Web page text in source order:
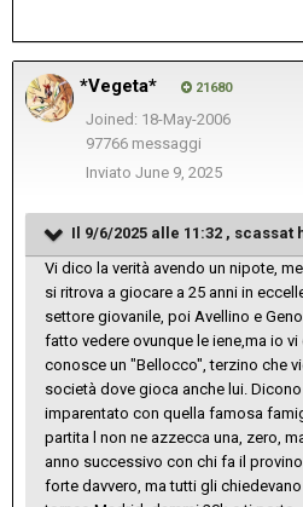
*Vegeta* 21680
Joined: 18-May-2006
97766 messaggi
Inviato June 9, 2025
Il 9/6/2025 alle 11:32 , scassat
Vi dico la verità avendo un nipote,
si ritrova a giocare a 25 anni in
settore giovanile, poi Avellino e
fatto vedere ovunque le iene,ma io
conosce un "Bellocco", terzino che
società dove gioca anche lui.
imparentato con quella famosa
partita l non ne azzecca una, zero,
anno successivo con chi fa il
forte davvero, ma tutti gli